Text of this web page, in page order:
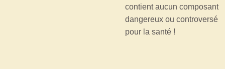
contient aucun composant
dangereux ou controversé
pour la santé !